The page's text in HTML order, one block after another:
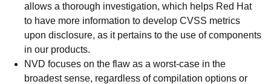
allows a thorough investigation, which helps Red Hat
to have more information to develop CVSS metrics
upon disclosure, as it pertains to the use of components
in our products.
NVD focuses on the flaw as a worst-case in the
broadest sense, regardless of compilation options or